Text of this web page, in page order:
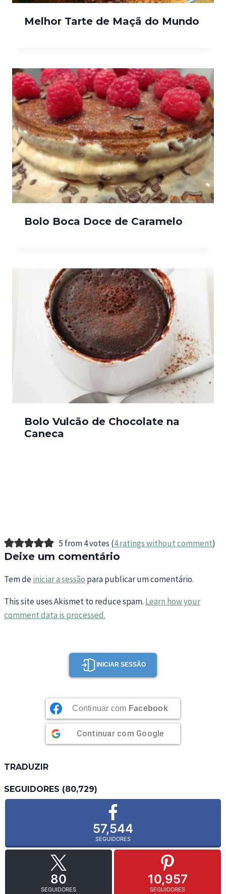
Melhor Tarte de Maçã do Mundo
Bolo Boca Doce de Caramelo
Bolo Vulcão de Chocolate na
Caneca
5 from 4 votes (4 ratings without comment)
Deixe um comentário
Tem deiniciar a sessão para publicar um comentário.
This site uses Akismet to reduce spam. Learn how your
comment data is processed.
INICIAR SESSÃO
Continuar com Facebook
Continuar com Google
TRADUZIR
SEGUIDORES (80,729)
57,544
SEGUIDORES
80
SEGUIDORES
10,957
SEGUIDORES